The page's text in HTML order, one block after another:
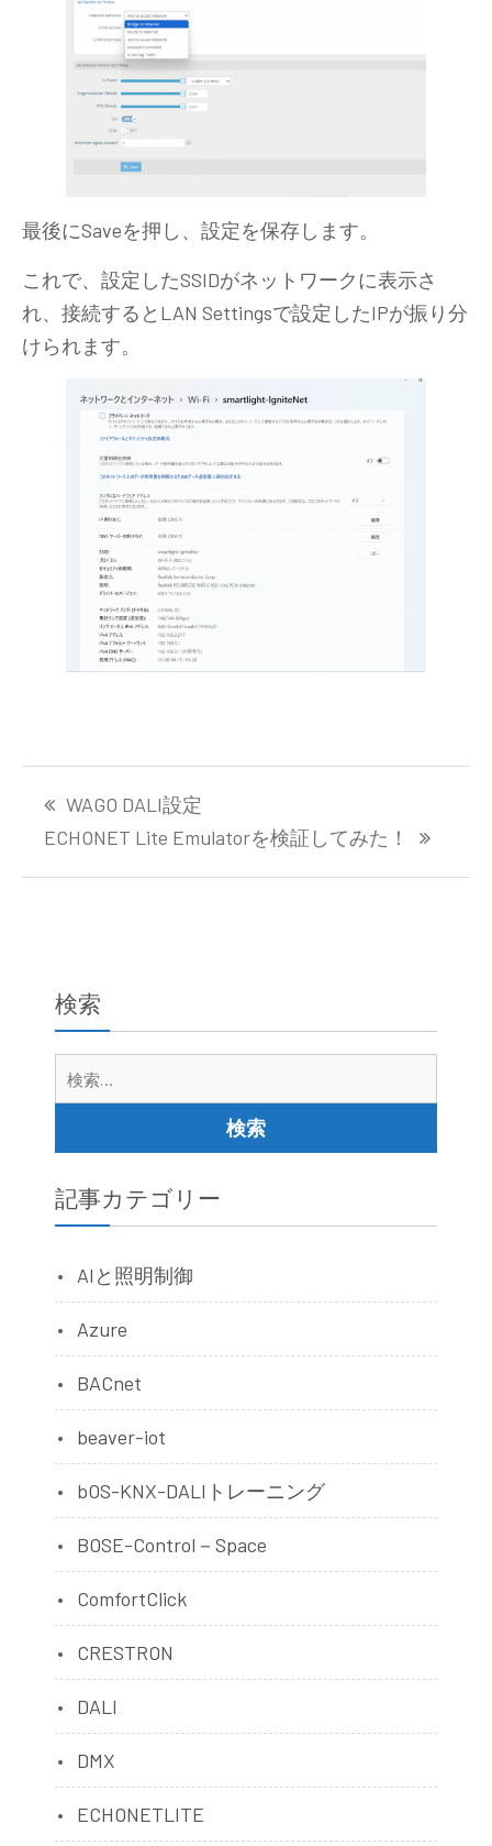
最後にSaveを押し、設定を保存します。
これで、設定したSSIDがネットワークに表示さ
れ、接続するとLAN Settingsで設定したIPが振り分
けられます。
WAGO DALI設定
ECHONET Lite Emulatorを検証してみた！
検索
記事カテゴリー
AIと照明制御
Azure
BACnet
beaver-iot
bOS-KNX-DALIトレーニング
BOSE-Control－Space
ComfortClick
CRESTRON
DALI
DMX
ECHONETLITE